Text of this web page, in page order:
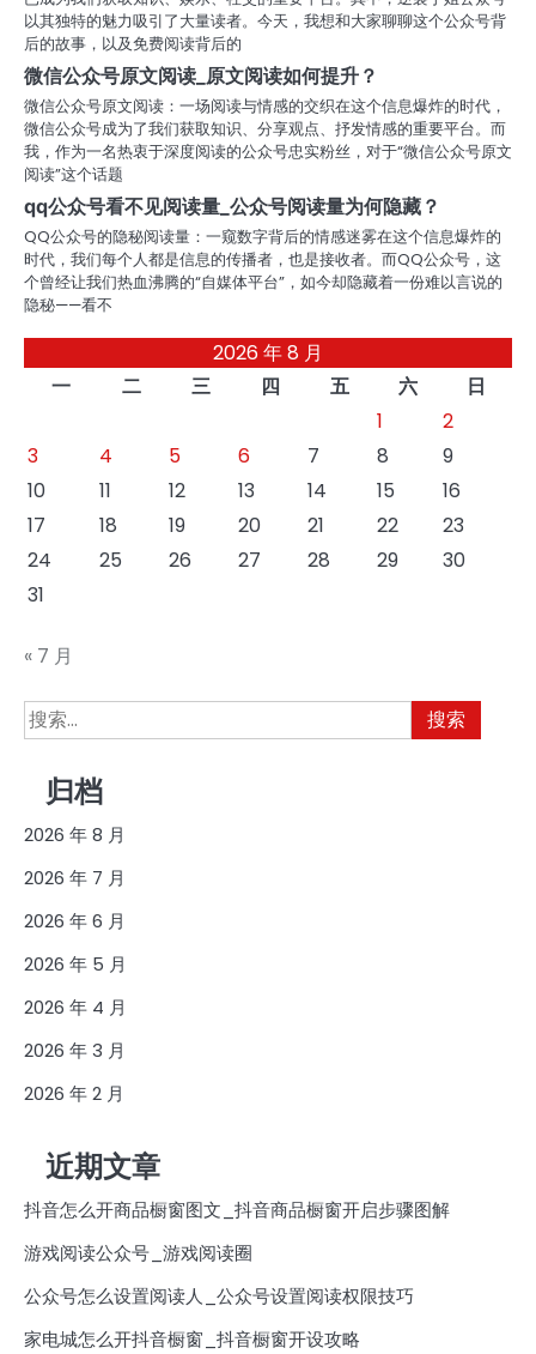
以其独特的魅力吸引了大量读者。今天，我想和大家聊聊这个公众号背
后的故事，以及免费阅读背后的
微信公众号原文阅读_原文阅读如何提升？
微信公众号原文阅读：一场阅读与情感的交织在这个信息爆炸的时代，
微信公众号成为了我们获取知识、分享观点、抒发情感的重要平台。而
我，作为一名热衷于深度阅读的公众号忠实粉丝，对于“微信公众号原文
阅读”这个话题
qq公众号看不见阅读量_公众号阅读量为何隐藏？
QQ公众号的隐秘阅读量：一窥数字背后的情感迷雾在这个信息爆炸的
时代，我们每个人都是信息的传播者，也是接收者。而QQ公众号，这
个曾经让我们热血沸腾的“自媒体平台”，如今却隐藏着一份难以言说的
隐秘——看不
2026 年 8 月
一
二 三 四 五 六
日
1
2
3
4 5 6 7 8
9
10
11 12 13 14 15
16
17
18 19 20 21 22
23
24
25 26 27 28 29
30
31
« 7 月
搜
索：
归档
2026 年 8 月
2026 年 7 月
2026 年 6 月
2026 年 5 月
2026 年 4 月
2026 年 3 月
2026 年 2 月
近期文章
抖音怎么开商品橱窗图文_抖音商品橱窗开启步骤图解
游戏阅读公众号_游戏阅读圈
公众号怎么设置阅读人_公众号设置阅读权限技巧
家电城怎么开抖音橱窗_抖音橱窗开设攻略